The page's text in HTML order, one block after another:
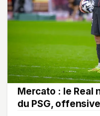
Mercato : le Real
du PSG,